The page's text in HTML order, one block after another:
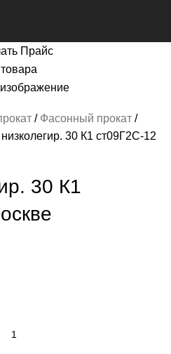
Прайс
Фасонный прокат
30 К1 ст09Г2С-12
30 К1